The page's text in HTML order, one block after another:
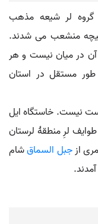
گروه لر شیعه مذهب
منشعب می شدند.
آن در میان نیست و هر
مستقل در استان
نیست. خاستگاه ایل
لرِ منطقۀ لرستان
ازجبل السماقشام